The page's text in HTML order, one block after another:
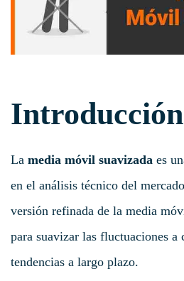
Introducción
La media móvil suavizada es
en el análisis técnico del
versión refinada de la media
para suavizar las fluctuaciones
tendencias a largo plazo.